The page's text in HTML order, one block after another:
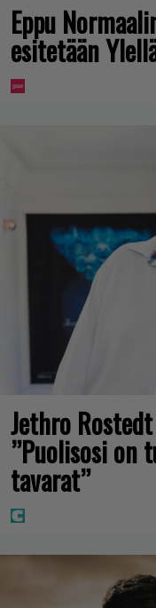
Eppu
esitetään
Jethro
”Puolisosi on
tavarat”